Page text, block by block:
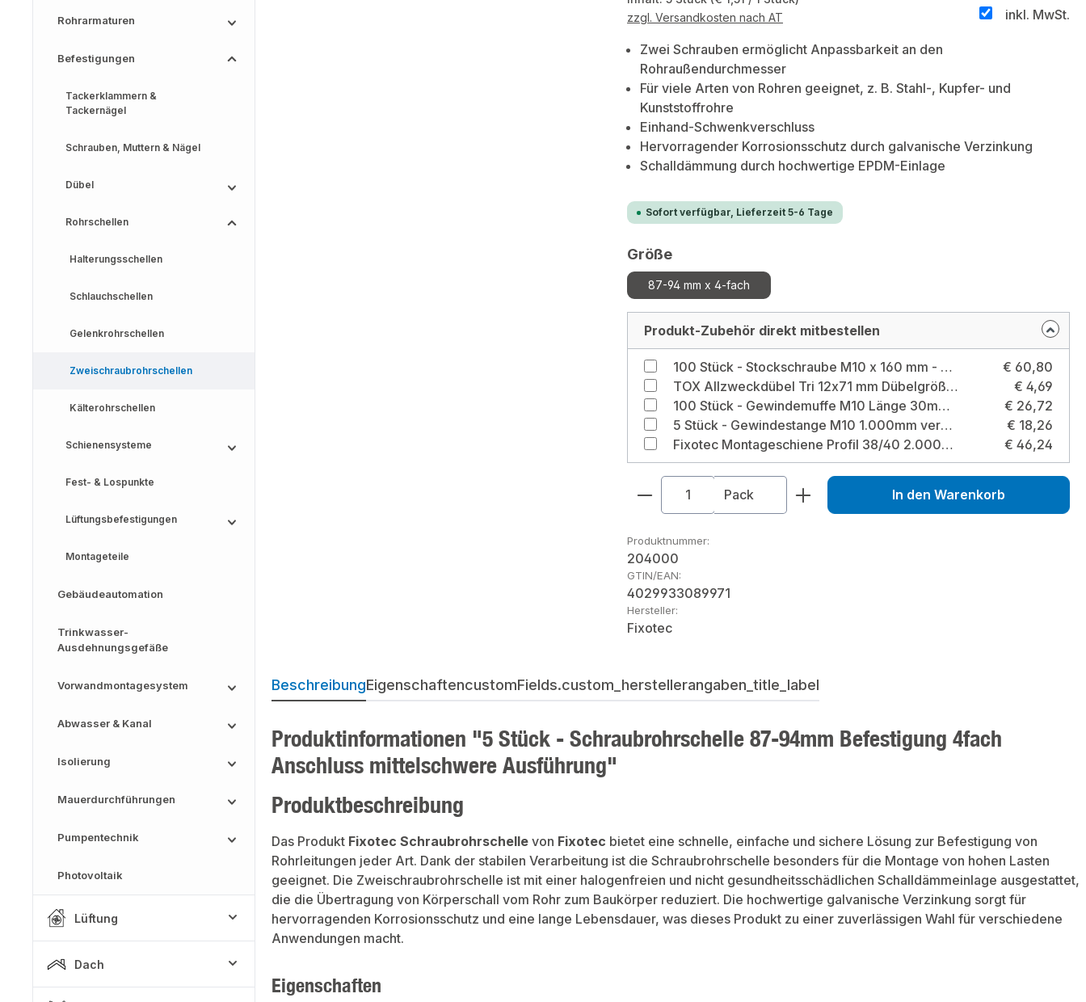
Rohrarmaturen
Befestigungen
Tackerklammern &
Tackernägel
Schrauben, Muttern & Nägel
Dübel
Rohrschellen
Halterungsschellen
Schlauchschellen
Gelenkrohrschellen
Zweischraubrohrschellen
Kälterohrschellen
Schienensysteme
Fest- & Lospunkte
Lüftungsbefestigungen
Montageteile
Gebäudeautomation
Trinkwasser-
Ausdehnungsgefäße
Vorwandmontagesystem
Abwasser & Kanal
Isolierung
Mauerdurchführungen
Pumpentechnik
Photovoltaik
Lüftung
Dach
inkl. MwSt.
zzgl. Versandkosten nach AT
Zwei Schrauben ermöglicht Anpassbarkeit an den
Rohraußendurchmesser
Für viele Arten von Rohren geeignet, z. B. Stahl-, Kupfer- und
Kunststoffrohre
Einhand-Schwenkverschluss
Hervorragender Korrosionsschutz durch galvanische Verzinkung
Schalldämmung durch hochwertige EPDM-Einlage
Sofort verfügbar, Lieferzeit 5-6 Tage
Größeauswählen
87-94 mm x 4-fach
Produkt-Zubehör direkt mitbestellen
100 Stück - Stockschraube M10 x 160 mm - H9 verzinkt Größe: M10 x 160 mm
€ 60,80
TOX Allzweckdübel Tri 12x71 mm Dübelgröße: 12x71 mm / Typ: Box
€ 4,69
100 Stück - Gewindemuffe M10 Länge 30mm verzinkt Größe: M10
€ 26,72
5 Stück - Gewindestange M10 1.000mm verzinkt Größe: M10 - 1000 mm
€ 18,26
Fixotec Montageschiene Profil 38/40 2.000mm Stärke 2,00mm verzinkt - 2 Stück
€ 46,24
Produkt Anzahl: Gib den gewünschten Wert
Pack In den Warenkorb
Produktnummer:
204000
GTIN/EAN:
4029933089971
Hersteller:
Fixotec
BeschreibungEigenschaftencustomFields.custom_herstellerangaben_title_label
Produktinformationen "5 Stück - Schraubrohrschelle 87-94mm Befestigung 4fach
Anschluss mittelschwere Ausführung"
Produktbeschreibung
Das Produkt Fixotec Schraubrohrschelle von Fixotec bietet eine schnelle, einfache und sichere Lösung zur Befestigung von
Rohrleitungen jeder Art. Dank der stabilen Verarbeitung ist die Schraubrohrschelle besonders für die Montage von hohen Lasten
geeignet. Die Zweischraubrohrschelle ist mit einer halogenfreien und nicht gesundheitsschädlichen Schalldämmeinlage ausgestattet,
die die Übertragung von Körperschall vom Rohr zum Baukörper reduziert. Die hochwertige galvanische Verzinkung sorgt für
hervorragenden Korrosionsschutz und eine lange Lebensdauer, was dieses Produkt zu einer zuverlässigen Wahl für verschiedene
Anwendungen macht.
Eigenschaften